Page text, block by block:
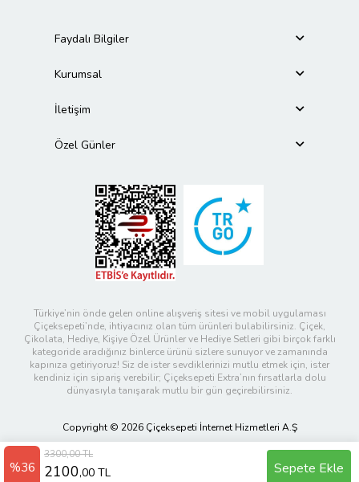
%36
3300,00 TL
2100,00 TL Sepete Ekle
Faydalı Bilgiler
Kurumsal
İletişim
Özel Günler
Türkiye’nin önde gelen online alışveriş sitesi ve mobil uygulaması
Çiçeksepeti’nde, ihtiyacınız olan tüm ürünleri bulabilirsiniz. Çiçek,
Çikolata, Hediye, Kişiye Özel Ürünler ve Hediye Setleri gibi birçok farklı
kategoride aradığınız binlerce ürünü sizlere sunuyor ve zamanında
kapınıza getiriyoruz! Siz de ister sevdiklerinizi mutlu etmek için, ister
kendiniz için sipariş verebilir; Çiçeksepeti Extra’nın fırsatlarla dolu
dünyasıyla tanışarak mutlu bir gün geçirebilirsiniz.
Copyright © 2026 Çiçeksepeti İnternet Hizmetleri A.Ş